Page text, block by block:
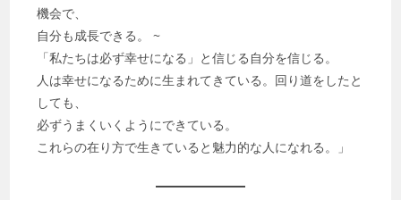
機会で、
自分も成長できる。 ~
「私たちは必ず幸せになる」と信じる自分を信じる。
人は幸せになるために生まれてきている。回り道をしたと
しても、
必ずうまくいくようにできている。
これらの在り方で生きていると魅力的な人になれる。」